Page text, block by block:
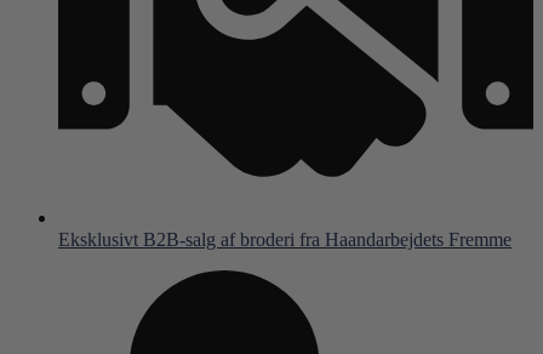
Eksklusivt B2B-salg af broderi fra Haandarbejdets Fremme